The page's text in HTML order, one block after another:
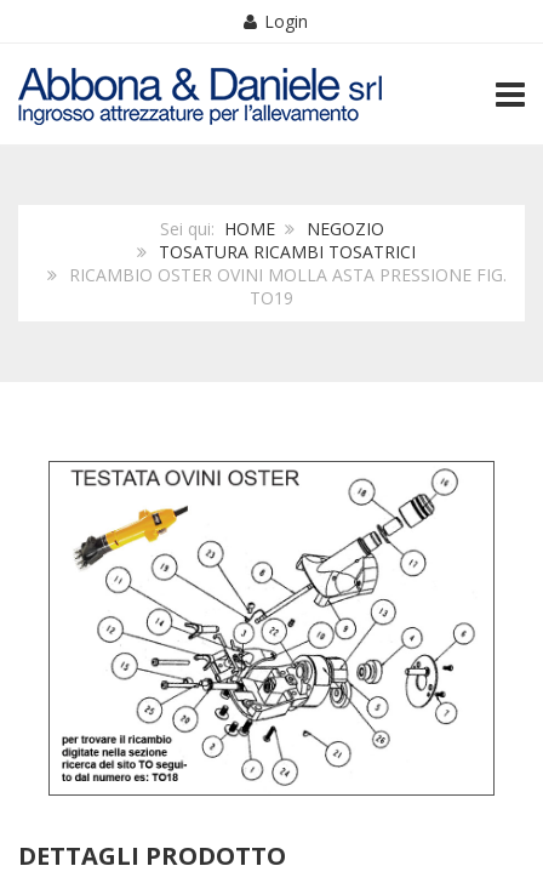
Login
Sei qui: HOME
NEGOZIO
TOSATURA RICAMBI TOSATRICI
RICAMBIO OSTER OVINI MOLLA ASTA PRESSIONE FIG.
TO19
DETTAGLI PRODOTTO